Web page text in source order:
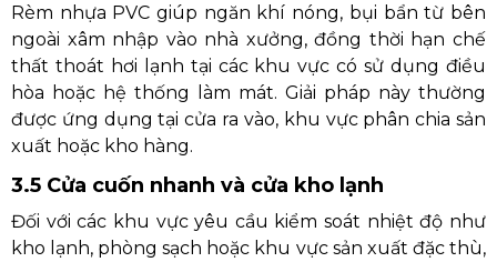
Rèm nhựa PVC giúp ngăn khí nóng, bụi bẩn từ bên
ngoài xâm nhập vào nhà xưởng, đồng thời hạn chế
thất thoát hơi lạnh tại các khu vực có sử dụng điều
hòa hoặc hệ thống làm mát. Giải pháp này thường
được ứng dụng tại cửa ra vào, khu vực phân chia sản
xuất hoặc kho hàng.
3.5 Cửa cuốn nhanh và cửa kho lạnh
Đối với các khu vực yêu cầu kiểm soát nhiệt độ như
kho lạnh, phòng sạch hoặc khu vực sản xuất đặc thù,